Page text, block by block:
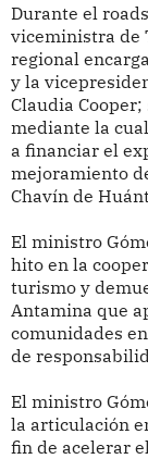
Durante el
viceministra de
regional
y la
Claudia
mediante la
a financiar el
mejoramiento
Chavín de
El ministro
hito en la
turismo y
Antamina que
comunidades
de
El ministro
la articulación
fin de acelerar